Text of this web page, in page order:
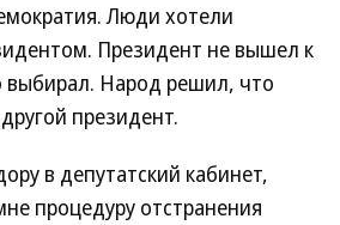
Люди хотели
Президент не вышел к
выбирал. Народ решил, что
президент.
в депутатский кабинет,
процедуру отстранения